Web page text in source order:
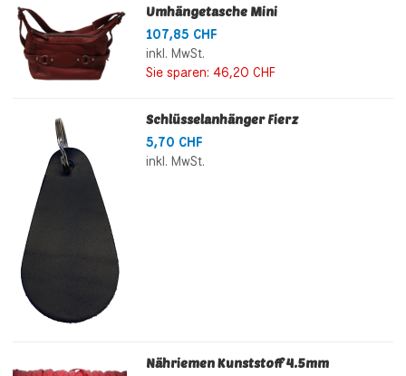
Umhängetasche Mini
107,85 CHF
inkl. MwSt.
Sie sparen: 46,20 CHF
Schlüsselanhänger Fierz
5,70 CHF
inkl. MwSt.
Nähriemen Kunststoff 4.5mm